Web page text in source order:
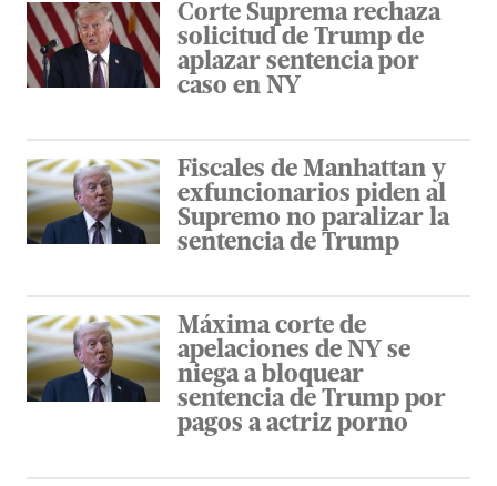
Corte Suprema rechaza
solicitud de Trump de
aplazar sentencia por
caso en NY
Fiscales de Manhattan y
exfuncionarios piden al
Supremo no paralizar la
sentencia de Trump
Máxima corte de
apelaciones de NY se
niega a bloquear
sentencia de Trump por
pagos a actriz porno